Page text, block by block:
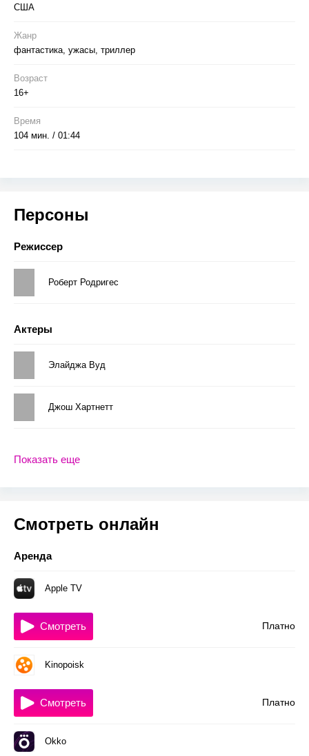
США
Жанр
фантастика, ужасы, триллер
Возраст
16+
Время
104 мин. / 01:44
Персоны
Режиссер
Роберт Родригес
Актеры
Элайджа Вуд
Джош Хартнетт
Показать еще
Смотреть онлайн
Аренда
Apple TV
Платно
Смотреть
Kinopoisk
Платно
Смотреть
Okko